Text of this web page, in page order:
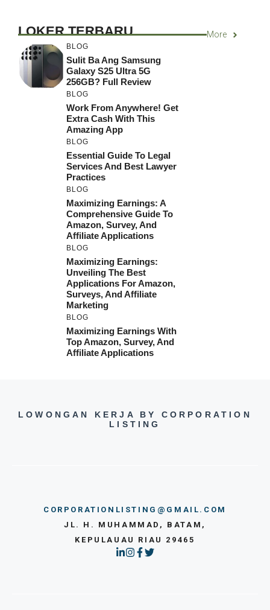
LOKER TERBARU More
BLOG
Sulit Ba Ang Samsung
Galaxy S25 Ultra 5G
256GB? Full Review
BLOG
Work From Anywhere! Get
Extra Cash With This
Amazing App
BLOG
Essential Guide To Legal
Services And Best Lawyer
Practices
BLOG
Maximizing Earnings: A
Comprehensive Guide To
Amazon, Survey, And
Affiliate Applications
BLOG
Maximizing Earnings:
Unveiling The Best
Applications For Amazon,
Surveys, And Affiliate
Marketing
BLOG
Maximizing Earnings With
Top Amazon, Survey, And
Affiliate Applications
LOWONGAN KERJA BY CORPORATION
LISTING
CORPORATIONLISTING@GMAIL.COM
JL. H. MUHAMMAD, BATAM,
KEPULAUAU RIAU 29465